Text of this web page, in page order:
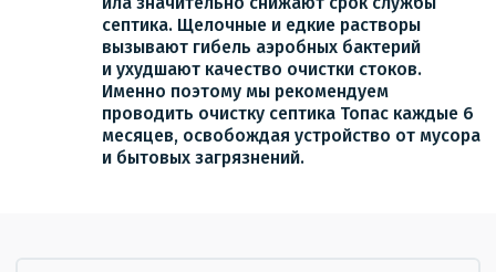
септика. Щелочные и едкие растворы
вызывают гибель аэробных бактерий
и ухудшают качество очистки стоков.
Именно поэтому мы рекомендуем
проводить очистку септика Топас каждые 6
месяцев, освобождая устройство от мусора
и бытовых загрязнений.